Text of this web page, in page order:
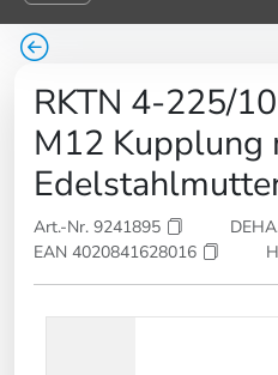
RKTN 4-225/
M12 Kupplung
Art.-Nr. 9241895
EAN 4020841628016